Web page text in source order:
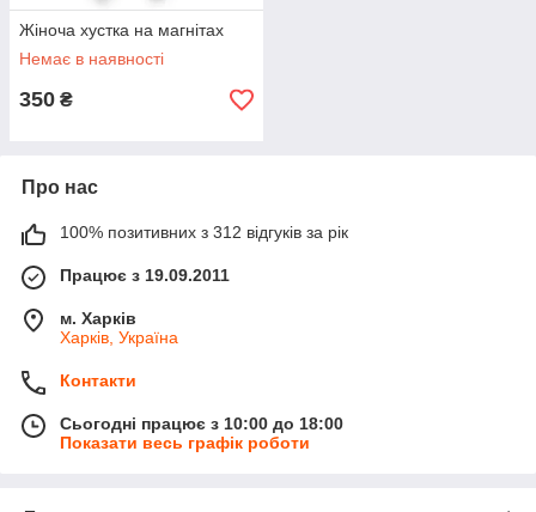
Жіноча хустка на магнітах
Немає в наявності
350 ₴
Про нас
100% позитивних з 312 відгуків за рік
Працює з 19.09.2011
м. Харків
Харків, Україна
Контакти
Сьогодні працює з 10:00 до 18:00
Показати весь графік роботи